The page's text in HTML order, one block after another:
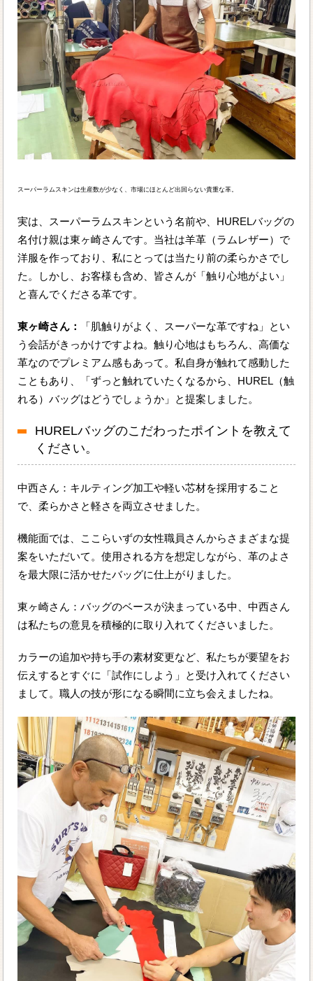
スーパーラムスキンは生産数が少なく、市場にほとんど出回らない貴重な革。
実は、スーパーラムスキンという名前や、HURELバッグの
名付け親は東ヶ崎さんです。当社は羊革（ラムレザー）で
洋服を作っており、私にとっては当たり前の柔らかさでし
た。しかし、お客様も含め、皆さんが「触り心地がよい」
と喜んでくださる革です。
東ヶ崎さん：
「肌触りがよく、スーパーな革ですね」とい
う会話がきっかけですよね。触り心地はもちろん、高価な
革なのでプレミアム感もあって。私自身が触れて感動した
こともあり、「ずっと触れていたくなるから、HUREL（触
れる）バッグはどうでしょうか」と提案しました。
HURELバッグのこだわったポイントを教えて
ください。
中西さん：キルティング加工や軽い芯材を採用すること
で、柔らかさと軽さを両立させました。
機能面では、ここらいずの女性職員さんからさまざまな提
案をいただいて。使用される方を想定しながら、革のよさ
を最大限に活かせたバッグに仕上がりました。
東ヶ崎さん：バッグのベースが決まっている中、中西さん
は私たちの意見を積極的に取り入れてくださいました。
カラーの追加や持ち手の素材変更など、私たちが要望をお
伝えするとすぐに「試作にしよう」と受け入れてください
まして。職人の技が形になる瞬間に立ち会えましたね。